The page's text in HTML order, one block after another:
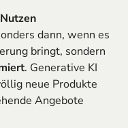
dann, wenn es
bringt, sondern
. Generative KI
neue Produkte
Angebote